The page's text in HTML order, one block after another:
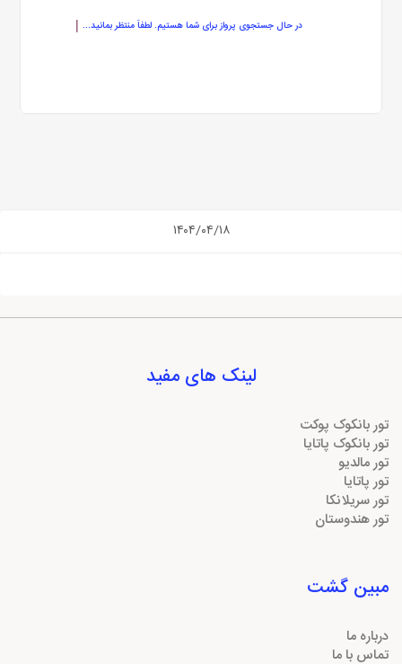
در حال جستجوی پرواز برای شما هستیم. لطفاً منتظر بمانید...
لینک های مفید
تور بانکوک پوکت
تور بانکوک پاتایا
تور مالدیو
تور پاتایا
تور سریلانکا
تور هندوستان
مبین گشت
درباره ما
تماس با ما